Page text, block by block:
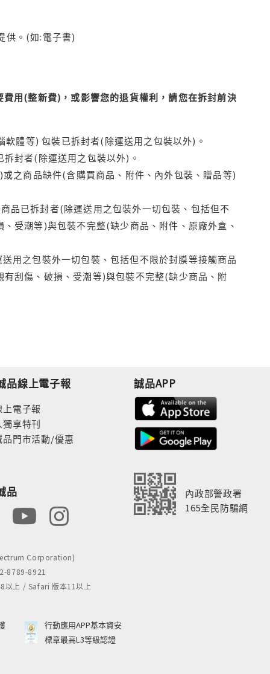
供。(如:電子書)
用(整新費)，或影響您的退貨權利，請您在拆封前決
體等) 包裝已拆封者(除運送用之包裝以外)。
封者(除運送用之包裝以外)。
之商品缺件(含購買商品、附件、內外包裝、贈品等)
品已拆封者(除運送用之包裝外一切包裝、包括但不
受潮等)與包裝不完整(缺少商品、附件、原廠外盒、
用之包裝外一切包裝、包括但不限於封膜等接觸商品
刮傷、破損、受潮等)與包裝不完整(缺少商品、附
品線上電子報
電子報
享特刊
品門市活動/優惠
品
誠品APP
內政部警政署
165全民防騙網
Corporation)
8789-8921
以上 / Safari 版本11以上
行動應用APP基本資安
標章最高L3等級認證